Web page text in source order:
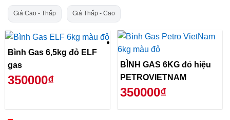
Giá Cao - Thấp Giá Thấp - Cao
Bình Gas 6,5kg đỏ ELF
gas
350000₫
BÌNH GAS 6KG đỏ hiệu
PETROVIETNAM
350000₫